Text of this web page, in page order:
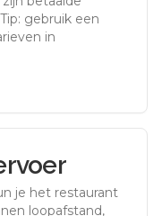
gebruik een
in
je het restaurant
loopafstand,